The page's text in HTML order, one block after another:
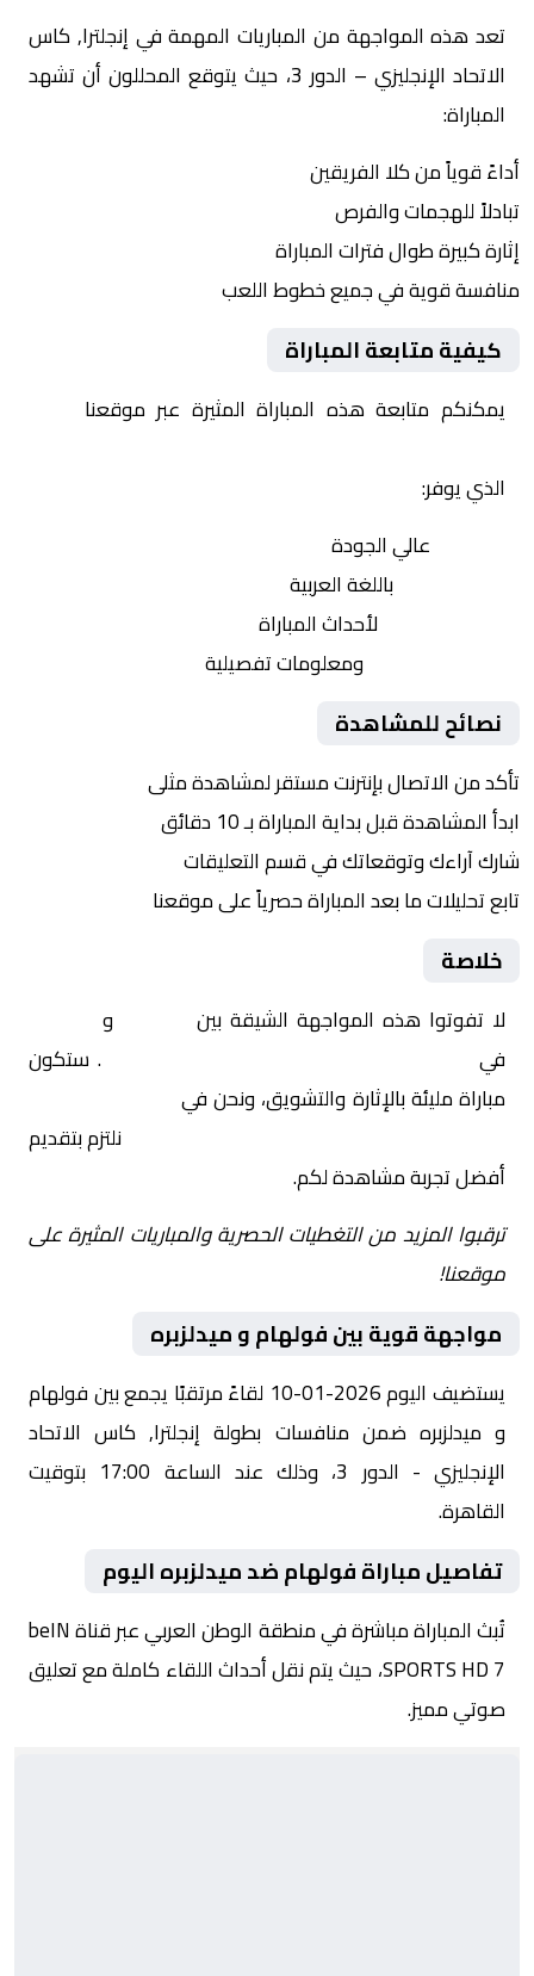
تعد هذه المواجهة من المباريات المهمة في إنجلترا, كاس
الاتحاد الإنجليزي – الدور 3، حيث يتوقع المحللون أن تشهد
المباراة:
أداءً قوياً من كلا الفريقين
تبادلاً للهجمات والفرص
إثارة كبيرة طوال فترات المباراة
منافسة قوية في جميع خطوط اللعب
كيفية متابعة المباراة
يمكنكم متابعة هذه المباراة المثيرة عبر موقعنا
الذي يوفر:
عالي الجودة
باللغة العربية
لأحداث المباراة
ومعلومات تفصيلية
نصائح للمشاهدة
تأكد من الاتصال بإنترنت مستقر لمشاهدة مثلى
ابدأ المشاهدة قبل بداية المباراة بـ 10 دقائق
شارك آراءك وتوقعاتك في قسم التعليقات
تابع تحليلات ما بعد المباراة حصرياً على موقعنا
خلاصة
لا تفوتوا هذه المواجهة الشيقة بين و
في
. ستكون
مباراة مليئة بالإثارة والتشويق، ونحن في
نلتزم بتقديم
أفضل تجربة مشاهدة لكم.
ترقبوا المزيد من التغطيات الحصرية والمباريات المثيرة على
موقعنا!
مواجهة قوية بين فولهام و ميدلزبره
يستضيف اليوم 2026-01-10 لقاءً مرتقبًا يجمع بين فولهام
و ميدلزبره ضمن منافسات بطولة إنجلترا, كاس الاتحاد
الإنجليزي - الدور 3، وذلك عند الساعة 17:00 بتوقيت
القاهرة.
تفاصيل مباراة فولهام ضد ميدلزبره اليوم
تُبث المباراة مباشرة في منطقة الوطن العربي عبر قناة beIN
SPORTS HD 7، حيث يتم نقل أحداث اللقاء كاملة مع تعليق
صوتي مميز.